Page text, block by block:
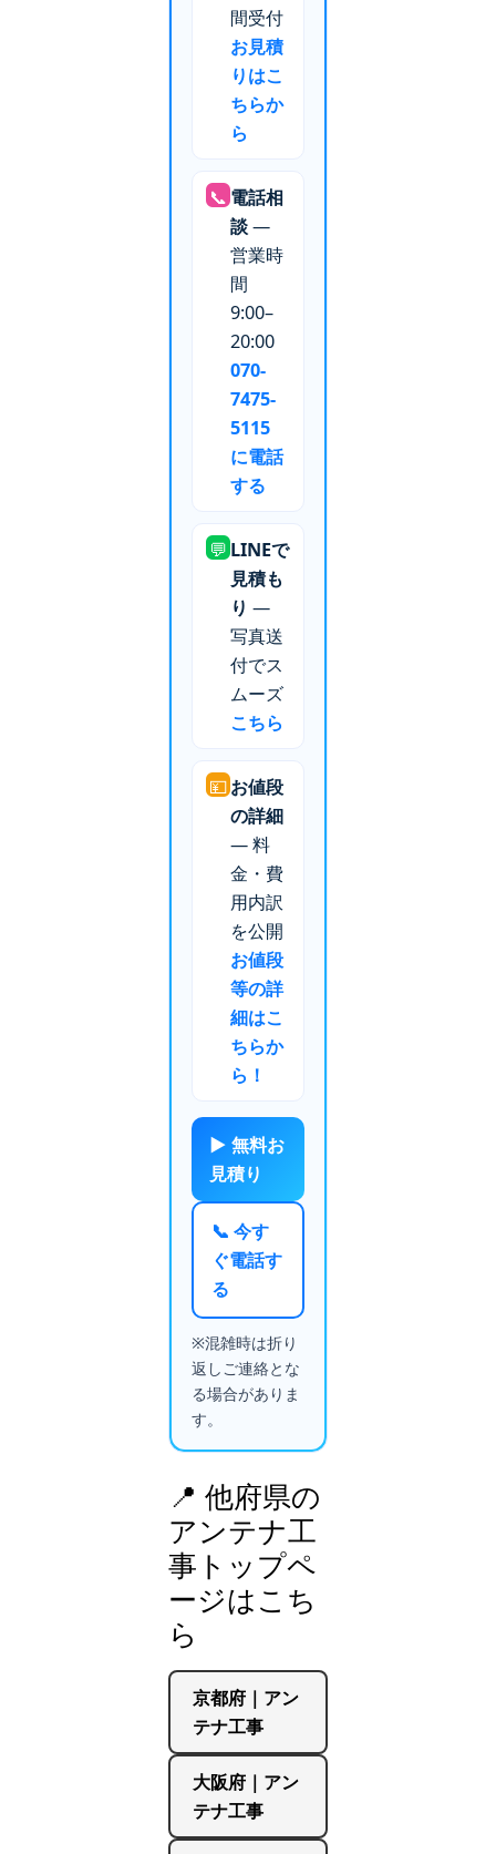
間受付
お見積
りはこ
ちらか
ら
📞 電話相
談—
営業時
間
9:00–
20:00
070-
7475-
5115
に電話
する
💬 LINEで
見積も
り —
写真送
付でス
ムーズ
こちら
💴お値段
の詳細
— 料
金・費
用内訳
を公開
お値段
等の詳
細はこ
ちらか
ら！
▶ 無料お
見積り
📞 今す
ぐ電話す
る
※混雑時は折り
返しご連絡とな
る場合がありま
す。
📍 他府県の
アンテナ工
事トップペ
ージはこち
ら
京都府｜アン
テナ工事
大阪府｜アン
テナ工事